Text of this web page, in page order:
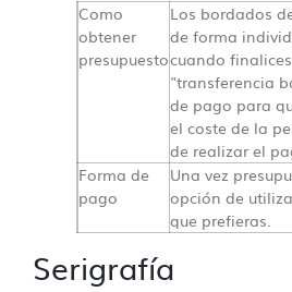
Como
obtener
presupuesto
Los bordados
de forma
cuando
"transferencia
de pago para
el coste de la
de realizar el
Forma de
pago
Una vez
opción de
que prefieras.
Serigrafía